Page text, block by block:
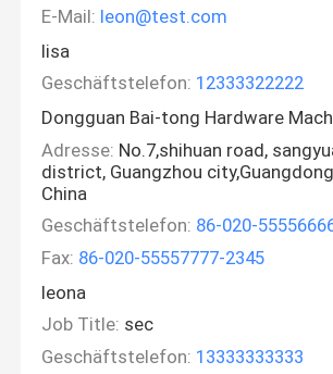
E-Mail: leon@test.com
lisa
Geschäftstelefon: 12333322222
Dongguan Bai-tong Hardware
Adresse: No.7,shihuan road,
district, Guangzhou
China
Geschäftstelefon: 86-020-
Fax: 86-020-55557777-2345
leona
Job Title: sec
Geschäftstelefon: 13333333333